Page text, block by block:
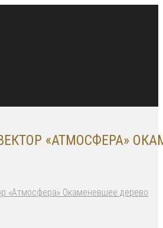
«АТМОСФЕРА»
«Атмосфера» Окаменевшее дерево